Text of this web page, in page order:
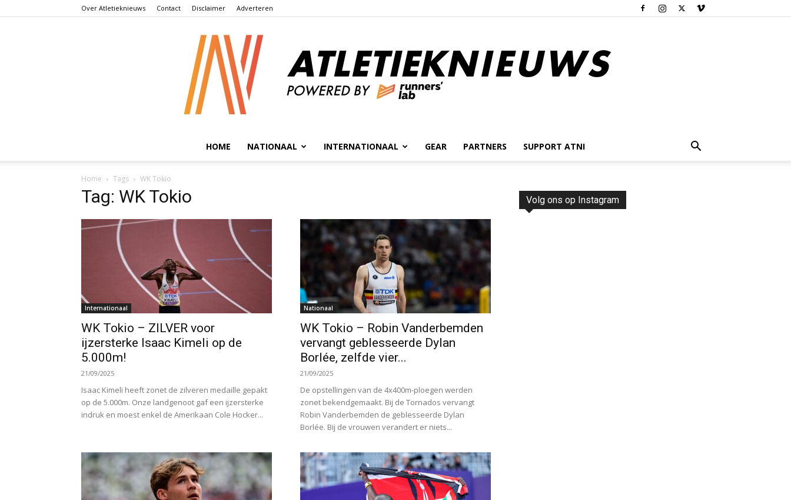
Over Atletieknieuws Contact Disclaimer Adverteren
HOME NATIONAAL INTERNATIONAAL GEAR PARTNERS SUPPORT ATNI
Home Tags WK Tokio
Tag: WK Tokio
Internationaal
WK Tokio – ZILVER voor
ijzersterke Isaac Kimeli op de
5.000m!
21/09/2025
Isaac Kimeli heeft zonet de zilveren medaille gepakt
op de 5.000m. Onze landgenoot gaf een ijzersterke
indruk en moest enkel de Amerikaan Cole Hocker...
Nationaal
WK Tokio – Robin Vanderbemden
vervangt geblesseerde Dylan
Borlée, zelfde vier...
21/09/2025
De opstellingen van de 4x400m-ploegen werden
zonet bekendgemaakt. Bij de Tornados vervangt
Robin Vanderbemden de geblesseerde Dylan
Borlée. Bij de vrouwen verandert er niets...
Volg ons op Instagram